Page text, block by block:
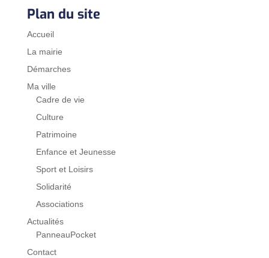
Plan du site
Accueil
La mairie
Démarches
Ma ville
Cadre de vie
Culture
Patrimoine
Enfance et Jeunesse
Sport et Loisirs
Solidarité
Associations
Actualités
PanneauPocket
Contact